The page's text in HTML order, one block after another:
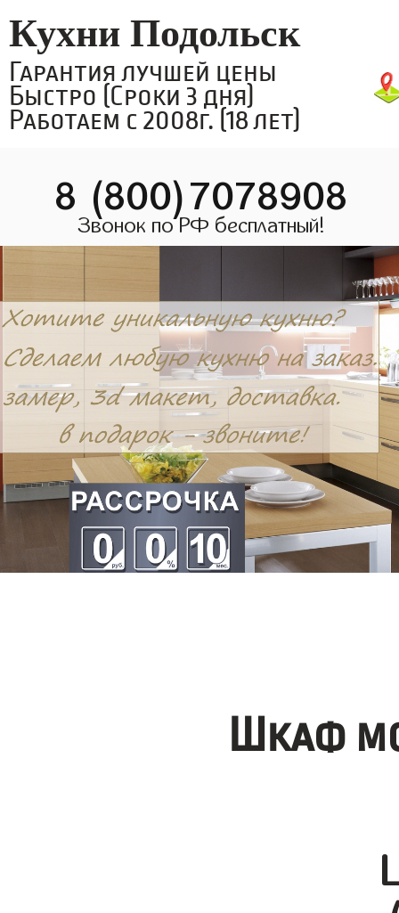
Кухни Подольск
Гарантия лучшей цены
Быстро (Сроки 3 дня)
Работаем с 2008г. (18 лет)
8 (800)7078908
Звонок по РФ бесплатный!
Шкаф